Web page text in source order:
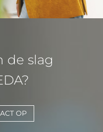
de slag
OP